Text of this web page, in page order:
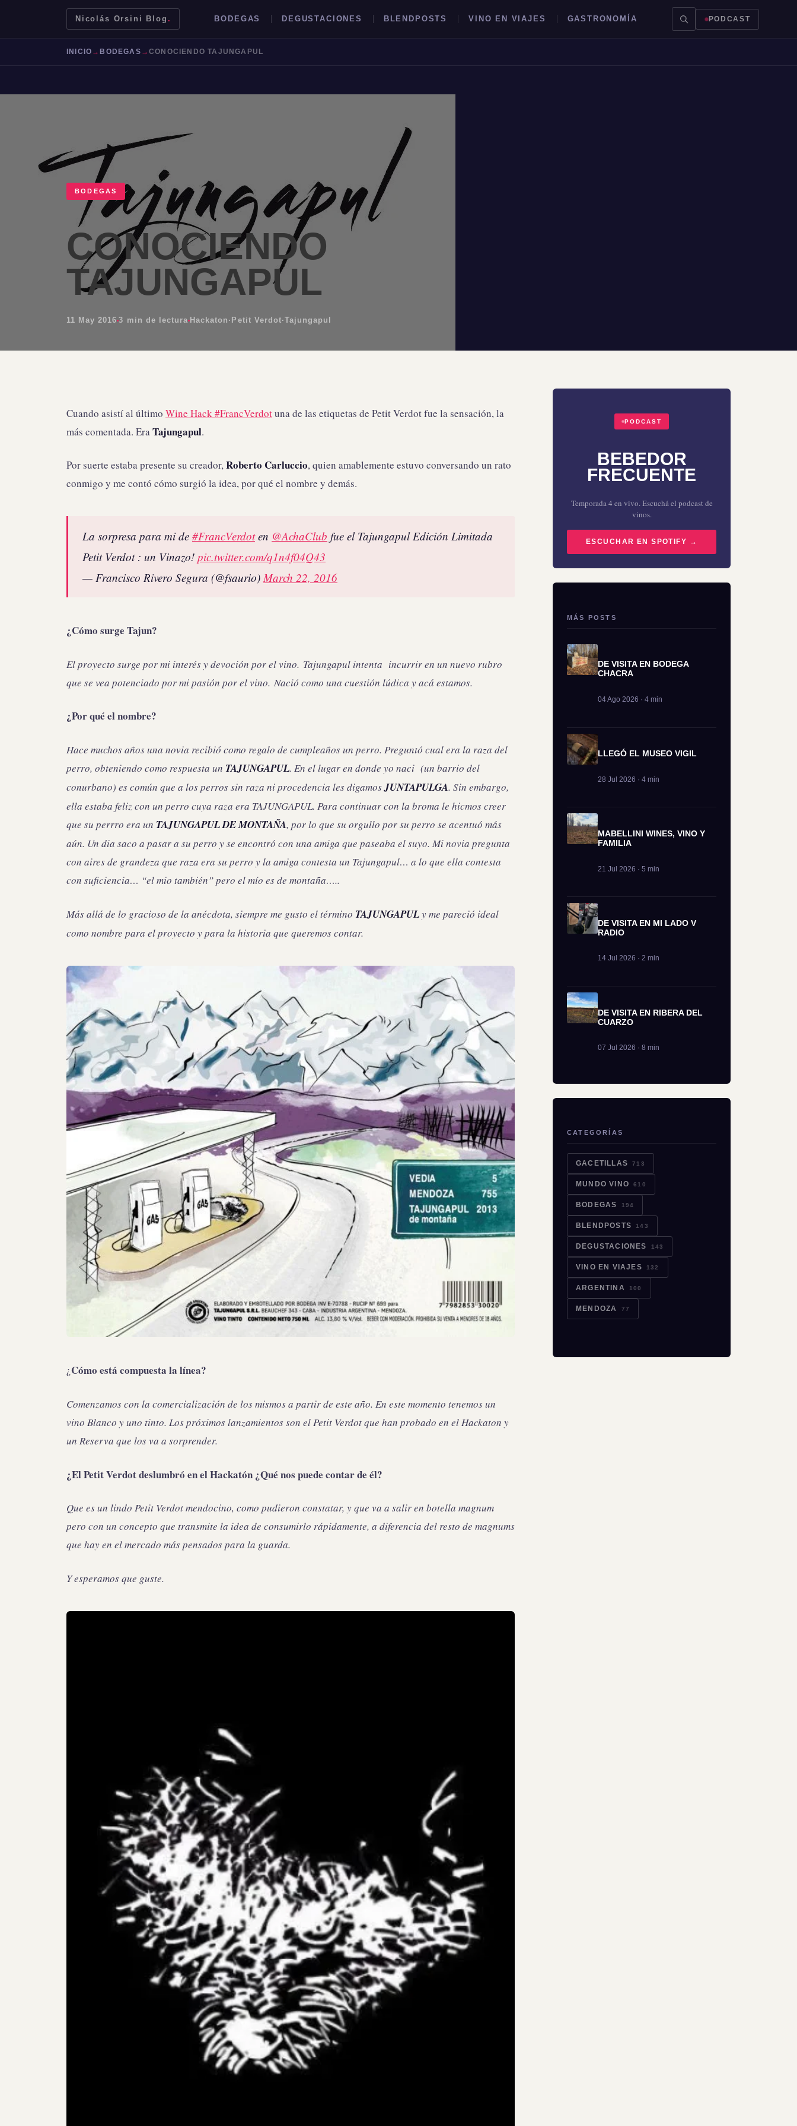
Nicolás Orsini Blog . BODEGAS DEGUSTACIONES BLENDPOSTS VINO EN VIAJES GASTRONOMÍA PODCAST
Mendoza Malbec Bodegas Jujuy
INICIO → BODEGAS →CONOCIENDO TAJUNGAPUL
BODEGAS
CONOCIENDO
TAJUNGAPUL
11 May 2016 3 min de lectura Hackaton · Petit Verdot·Tajungapul
Cuando asistí al último Wine Hack #FrancVerdotuna de las etiquetas de Petit Verdot fue la sensación, la
más comentada. Era Tajungapul.
Por suerte estaba presente su creador,Roberto Carluccio, quien amablemente estuvo conversando un rato
conmigo y me contó cómo surgió la idea, por qué el nombre y demás.
La sorpresa para mi de #FrancVerdoten @AchaClub fue el Tajungapul Edición Limitada
Petit Verdot : un Vinazo! pic.twitter.com/q1n4f04Q43
— Francisco Rivero Segura (@fsaurio)March 22, 2016
¿Cómo surge Tajun?
El proyecto surge por mi interés y devoción por el vino. Tajungapul intenta incurrir en un nuevo rubro
que se vea potenciado por mi pasión por el vino. Nació como una cuestión lúdica y acá estamos.
¿Por qué el nombre?
Hace muchos años una novia recibió como regalo de cumpleaños un perro. Preguntó cual era la raza del
perro, obteniendo como respuesta un TAJUNGAPUL. En el lugar en donde yo naci (un barrio del
conurbano) es común que a los perros sin raza ni procedencia les digamosJUNTAPULGA. Sin embargo,
ella estaba feliz con un perro cuya raza era TAJUNGAPUL. Para continuar con la broma le hicmos creer
que su perrro era un TAJUNGAPUL DE MONTAÑA, por lo que su orgullo por su perro se acentuó más
aún. Un dia saco a pasar a su perro y se encontró con una amiga que paseaba el suyo. Mi novia pregunta
con aires de grandeza que raza era su perro y la amiga contesta un Tajungapul… a lo que ella contesta
con suficiencia… “el mio también” pero el mío es de montaña…..
Más allá de lo gracioso de la anécdota, siempre me gusto el término TAJUNGAPULy me pareció ideal
como nombre para el proyecto y para la historia que queremos contar.
¿Cómo está compuesta la línea?
Comenzamos con la comercialización de los mismos a partir de este año. En este momento tenemos un
vino Blanco y uno tinto. Los próximos lanzamientos son el Petit Verdot que han probado en el Hackaton y
un Reserva que los va a sorprender.
¿El Petit Verdot deslumbró en el Hackatón ¿Qué nos puede contar de él?
Que es un lindo Petit Verdot mendocino, como pudieron constatar, y que va a salir en botella magnum
pero con un concepto que transmite la idea de consumirlo rápidamente, a diferencia del resto de magnums
que hay en el mercado más pensados para la guarda.
Y esperamos que guste.
PODCAST
BEBEDOR
FRECUENTE
Temporada 4 en vivo. Escuchá el podcast de
vinos.
ESCUCHAR EN SPOTIFY →
MÁS POSTS
DE VISITA EN BODEGA
CHACRA
04 Ago 2026 · 4 min
LLEGÓ EL MUSEO VIGIL
28 Jul 2026 · 4 min
MABELLINI WINES, VINO Y
FAMILIA
21 Jul 2026 · 5 min
DE VISITA EN MI LADO V
RADIO
14 Jul 2026 · 2 min
DE VISITA EN RIBERA DEL
CUARZO
07 Jul 2026 · 8 min
CATEGORÍAS
GACETILLAS 713
MUNDO VINO 610
BODEGAS 194
BLENDPOSTS 143
DEGUSTACIONES 143
VINO EN VIAJES 132
ARGENTINA 100
MENDOZA 77